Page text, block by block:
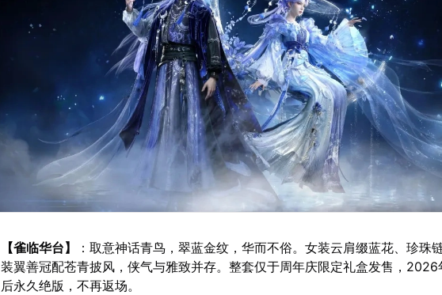
【雀临华台】
：取意神话青鸟，翠蓝金纹，华而不俗。女装云肩缀蓝花、珍珠
装翼善冠配苍青披风，侠气与雅致并存。整套仅于周年庆限定礼盒发售，2026
后永久绝版，不再返场。